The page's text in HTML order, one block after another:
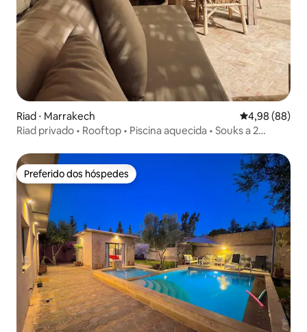
Riad ⋅ Marrakech 4,98 de uma
4,98 (88)
Riad privado • Rooftop • Piscina aquecida • Souks a 2
Preferido dos hóspedes
Preferido dos hóspedes